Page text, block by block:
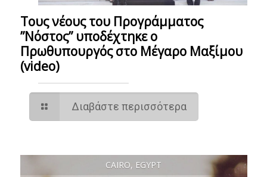
Τους νέους του Προγράμματος
”Νόστος” υποδέχτηκε ο
Πρωθυπουργός στο Μέγαρο Μαξίμου
(video)
Διαβάστε περισσότερα
CAIRO, EGYPT